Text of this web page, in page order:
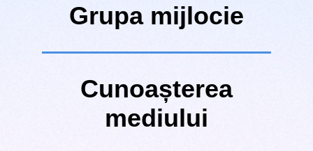
Grupa mijlocie
Cunoașterea
mediului